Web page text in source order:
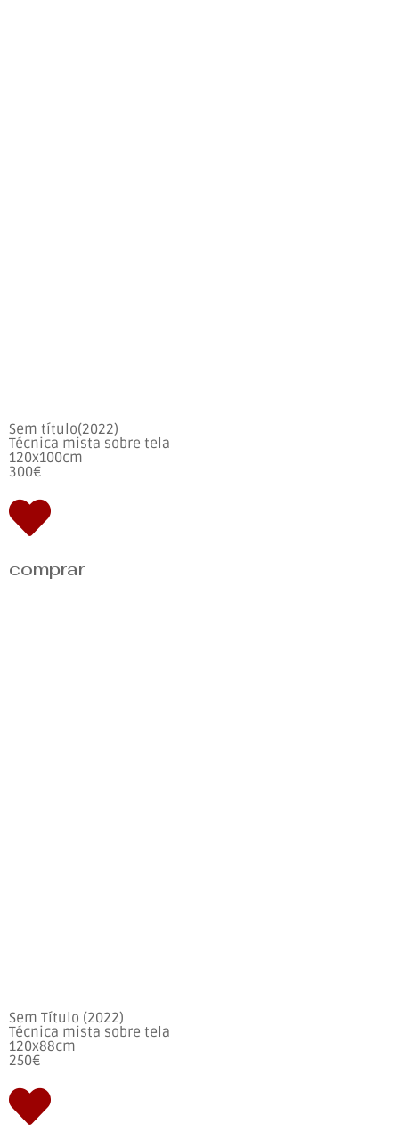
Sem título(2022)
Técnica mista sobre tela
120x100cm
300€
comprar
Sem Título (2022)
Técnica mista sobre tela
120x88cm
250€